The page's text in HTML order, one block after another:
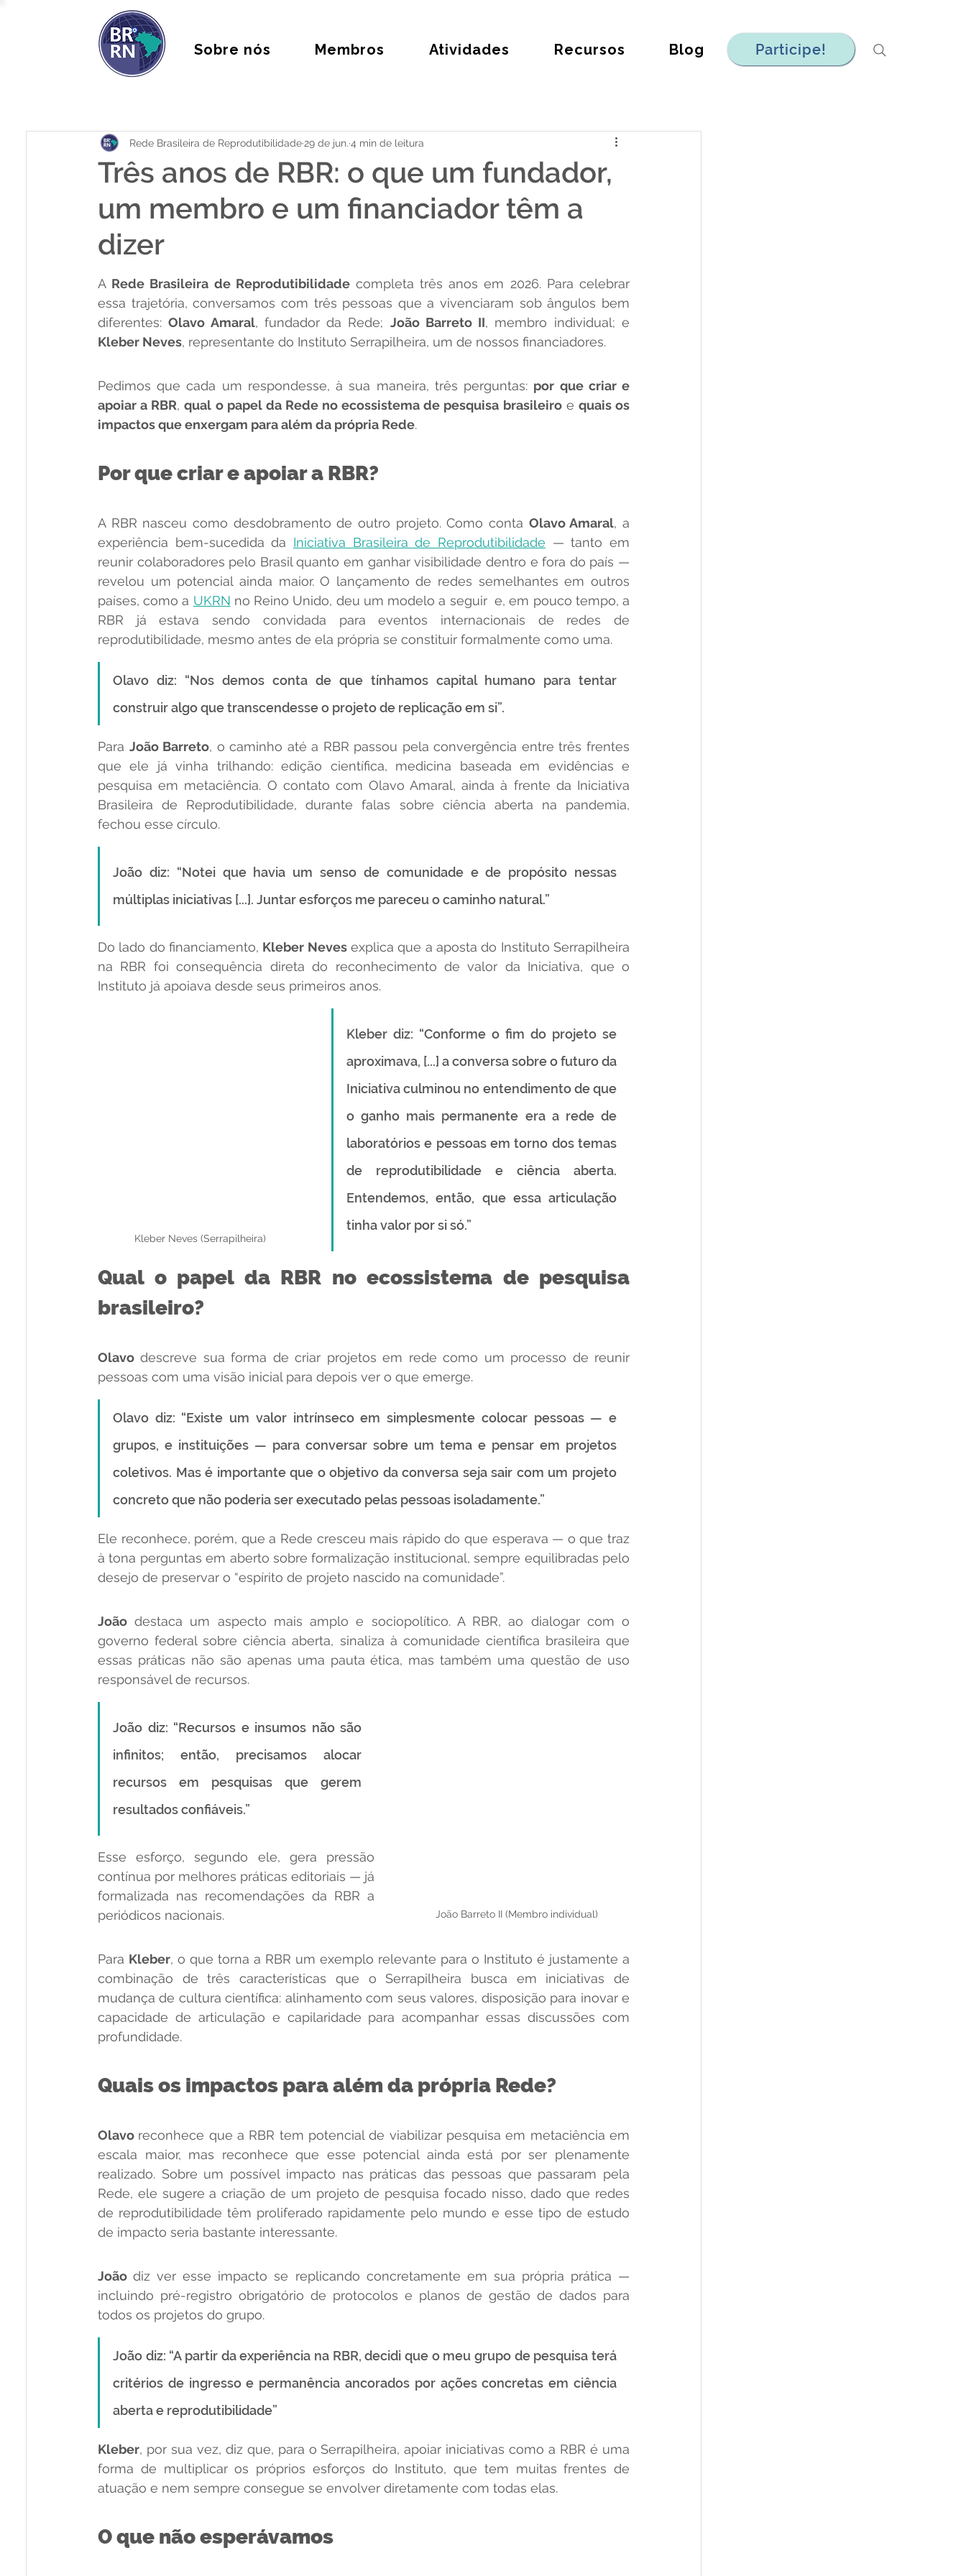
Sobre nós Membros Atividades Recursos Blog Participe!
Três anos de RBR: o que um fundador,
um membro e um financiador têm a
dizer
Rede Brasileira de Reprodutibilidade 29 de jun. 4 min de leitura
A Rede Brasileira de Reprodutibilidade completa três anos em 2026. Para celebrar
essa trajetória, conversamos com três pessoas que a vivenciaram sob ângulos bem
diferentes: Olavo Amaral, fundador da Rede; João Barreto II
Kleber Neves, representante do Instituto Serrapilheira, um de nossos financiadores.
Pedimos que cada um respondesse, à sua maneira, três perguntas: por que criar e
apoiar a RBR, qual o papel da Rede no ecossistema de pesquisa brasileiro e quais os
impactos que enxergam para além da própria Rede.
Por que criar e apoiar a RBR?
A RBR nasceu como desdobramento de outro projeto. Como conta Olavo Amaral, a
experiência bem-sucedida da Iniciativa Brasileira de Reprodutibilidade — tanto em
reunir colaboradores pelo Brasil quanto em ganhar visibilidade dentro e fora do país —
revelou um potencial ainda maior. O lançamento de redes semelhantes em outros
países, como a UKRN no Reino Unido, deu um modelo a seguir  e, em pouco tempo, a
RBR já estava sendo convidada para eventos internacionais de redes de
reprodutibilidade, mesmo antes de ela própria se constituir formalmente como uma.
Olavo diz: “Nos demos conta de que tínhamos capital humano para tentar
construir algo que transcendesse o projeto de replicação em si”.
Para João Barreto, o caminho até a RBR passou pela convergência entre três frentes
que ele já vinha trilhando: edição científica, medicina baseada em evidências e
pesquisa em metaciência. O contato com Olavo Amaral, ainda à frente da Iniciativa
Brasileira de Reprodutibilidade, durante falas sobre ciência aberta na pandemia,
fechou esse círculo.
João diz: “Notei que havia um senso de comunidade e de propósito nessas
múltiplas iniciativas [...]. Juntar esforços me pareceu o caminho natural.”
Do lado do financiamento, Kleber Neves explica que a aposta do Instituto Serrapilheira
na RBR foi consequência direta do reconhecimento de valor da Iniciativa, que o
Instituto já apoiava desde seus primeiros anos.
Kleber Neves (Serrapilheira)
Kleber diz: “Conforme o fim do projeto se
aproximava, [...] a conversa sobre o futuro da
Iniciativa culminou no entendimento de que
o ganho mais permanente era a rede de
laboratórios e pessoas em torno dos temas
de reprodutibilidade e ciência aberta.
Entendemos, então, que essa articulação
tinha valor por si só.”
Qual o papel da RBR no ecossistema de pesquisa
brasileiro?
Olavo descreve sua forma de criar projetos em rede como um processo de reunir
pessoas com uma visão inicial para depois ver o que emerge.
Olavo diz: “Existe um valor intrínseco em simplesmente colocar pessoas — e
grupos, e instituições — para conversar sobre um tema e pensar em projetos
coletivos. Mas é importante que o objetivo da conversa seja sair com um projeto
concreto que não poderia ser executado pelas pessoas isoladamente.”
Ele reconhece, porém, que a Rede cresceu mais rápido do que esperava — o que traz
à tona perguntas em aberto sobre formalização institucional, sempre equilibradas pelo
desejo de preservar o “espírito de projeto nascido na comunidade”.
João destaca um aspecto mais amplo e sociopolítico. A RBR, ao dialogar com o
governo federal sobre ciência aberta, sinaliza à comunidade científica brasileira que
essas práticas não são apenas uma pauta ética, mas também uma questão de uso
responsável de recursos.
João Barreto II (Membro individual)
João diz: “Recursos e insumos não são
infinitos; então, precisamos alocar
recursos em pesquisas que gerem
resultados confiáveis.”
Esse esforço, segundo ele, gera pressão
contínua por melhores práticas editoriais — já
formalizada nas recomendações da RBR a
periódicos nacionais.
Para Kleber, o que torna a RBR um exemplo relevante para o Instituto é justamente a
combinação de três características que o Serrapilheira busca em iniciativas de
mudança de cultura científica: alinhamento com seus valores, disposição para inovar e
capacidade de articulação e capilaridade para acompanhar essas discussões com
profundidade.
Quais os impactos para além da própria Rede?
Olavo reconhece que a RBR tem potencial de viabilizar pesquisa em metaciência em
escala maior, mas reconhece que esse potencial ainda está por ser plenamente
realizado. Sobre um possível impacto nas práticas das pessoas que passaram pela
Rede, ele sugere a criação de um projeto de pesquisa focado nisso, dado que redes
de reprodutibilidade têm proliferado rapidamente pelo mundo e esse tipo de estudo
de impacto seria bastante interessante.
João diz ver esse impacto se replicando concretamente em sua própria prática —
incluindo pré-registro obrigatório de protocolos e planos de gestão de dados para
todos os projetos do grupo.
João diz: “A partir da experiência na RBR, decidi que o meu grupo de pesquisa terá
critérios de ingresso e permanência ancorados por ações concretas em ciência
aberta e reprodutibilidade”
Kleber, por sua vez, diz que, para o Serrapilheira, apoiar iniciativas como a RBR é uma
forma de multiplicar os próprios esforços do Instituto, que tem muitas frentes de
atuação e nem sempre consegue se envolver diretamente com todas elas.
O que não esperávamos